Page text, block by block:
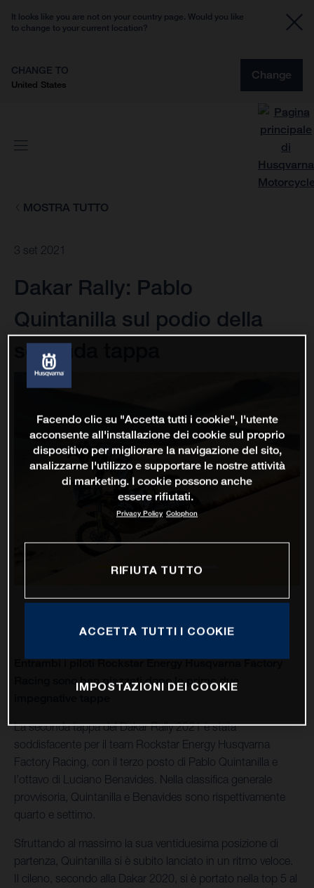
It looks like you are not on your country page. Would you like
to change to your current location?
CHANGE TO
United States
Change
MOSTRA TUTTO
3 set 2021
Dakar Rally: Pablo
Quintanilla sul podio della
seconda tappa
Entrambi i piloti Rockstar Energy Husqvarna Factory
Racing sono ben piazzati dopo le prime due
La seconda tappa del Dakar Rally 2021 è stata
soddisfacente per il team Rockstar Energy Husqvarna
Factory Racing, con il terzo posto di Pablo Quintanilla e
l’ottavo di Luciano Benavides. Nella classifica generale
provvisoria, Quintanilla e Benavides sono rispettivamente
quarto e settimo.
Sfruttando al massimo la sua ventiduesima posizione di
partenza, Quintanilla si è subito lanciato in un ritmo veloce.
Il cileno, secondo alla Dakar 2020, si è portato nella top 5 al
Facendo clic su "Accetta tutti i cookie", l'utente
acconsente all'installazione dei cookie sul proprio
dispositivo per migliorare la navigazione del sito,
analizzarne l'utilizzo e supportare le nostre attività
di marketing. I cookie possono anche
essere rifiutati.
Privacy Policy Colophon
RIFIUTA TUTTO
ACCETTA TUTTI I COOKIE
IMPOSTAZIONI DEI COOKIE